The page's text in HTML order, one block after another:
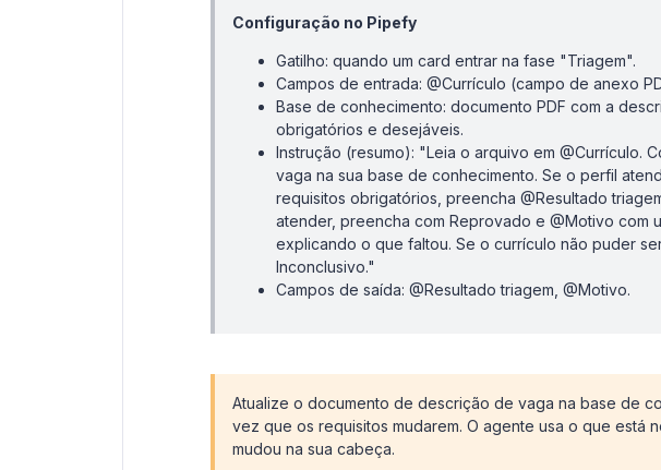
Configuração no Pipefy
Gatilho: quando um card entrar na fase "Triagem".
Campos de entrada: @Currículo (campo de anexo
Base de conhecimento: documento PDF com a
obrigatórios e desejáveis.
Instrução (resumo): "Leia o arquivo em @Currículo.
vaga na sua base de conhecimento. Se o perfil
requisitos obrigatórios, preencha @Resultado
atender, preencha com Reprovado e @Motivo com
explicando o que faltou. Se o currículo não puder
Inconclusivo."
Campos de saída: @Resultado triagem, @Motivo.
Atualize o documento de descrição de vaga na base de
vez que os requisitos mudarem. O agente usa o que está
mudou na sua cabeça.